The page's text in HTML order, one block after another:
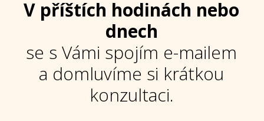
V příštích hodinách nebo
dnech
se s Vámi spojím e-mailem
a domluvíme si krátkou
konzultaci.